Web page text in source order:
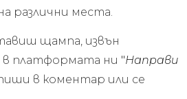
различни места.
щампа, извън
платформата ни "Направи
в коментар или сe